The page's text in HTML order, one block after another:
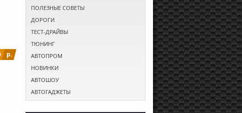
р.
ПОЛЕЗНЫЕ СОВЕТЫ
ДОРОГИ
ТЕСТ-ДРАЙВЫ
ТЮНИНГ
АВТОПРОМ
НОВИНКИ
АВТОШОУ
АВТОГАДЖЕТЫ